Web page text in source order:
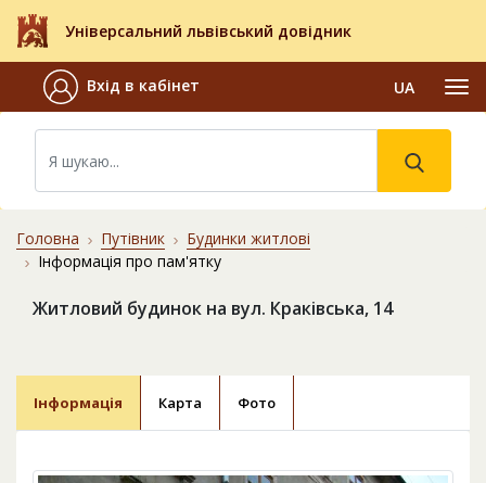
Універсальний львівський довідник
Вхід в кабінет UA
Головна Путівник
Будинки житлові
Інформація про пам'ятку
Житловий будинок на вул. Краківська, 14
Інформація Карта Фото